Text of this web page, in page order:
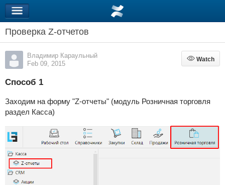
Проверка Z-отчетов
Владимир Караульный
Feb 09, 2015
Watch
Watch
Способ 1
Заходим на форму "Z-отчеты" (модуль Розничная торговля
раздел Касса)